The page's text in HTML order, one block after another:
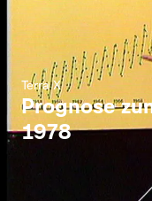
Terra X
Prognose
1978